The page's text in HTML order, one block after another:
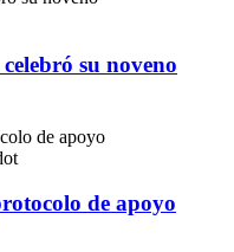
su noveno
de apoyo